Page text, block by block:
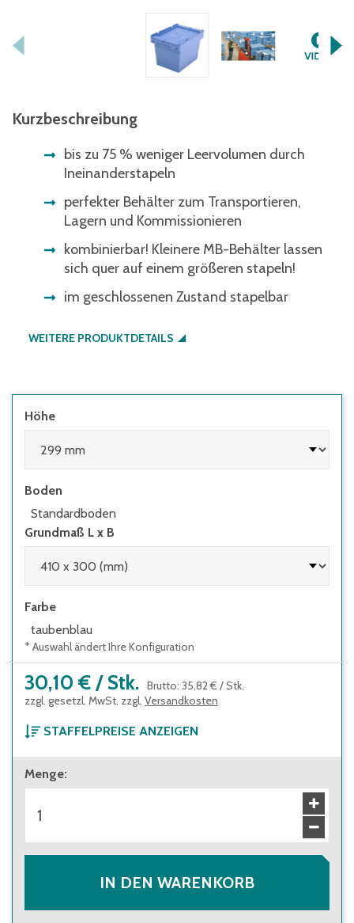
Kurzbeschreibung
bis zu 75 % weniger Leervolumen durch
Ineinanderstapeln
perfekter Behälter zum Transportieren,
Lagern und Kommissionieren
kombinierbar! Kleinere MB-Behälter lassen
sich quer auf einem größeren stapeln!
im geschlossenen Zustand stapelbar
WEITERE PRODUKTDETAILS
Höhe
Boden
Standardboden
Grundmaß L x B
Farbe
taubenblau
* Auswahl ändert Ihre Konfiguration
30,10 € / Stk. Brutto: 35,82 € /Stk.
zzgl. gesetzl. MwSt. zzgl. Versandkosten
STAFFELPREISE ANZEIGEN
ab 1 Stück
30,10 €
ab 120 Stück
27,20 €
Menge:
IN DEN WARENKORB